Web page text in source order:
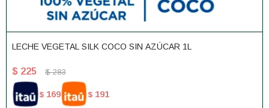
LECHE VEGETAL SILK COCO SIN AZÚCAR 1L
$ 225 $ 283
$ 169 $ 191